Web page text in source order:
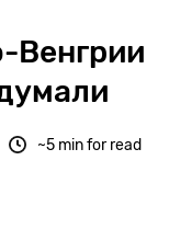
Венгрии
~5 min for read